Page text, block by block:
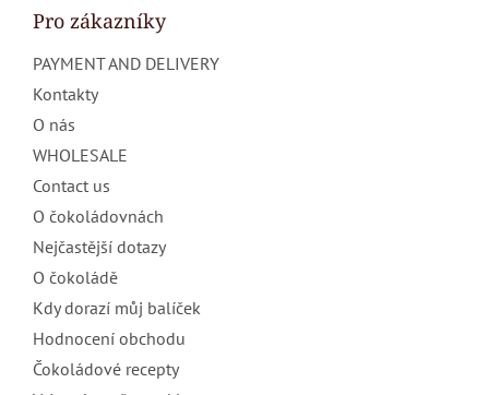
Pro zákazníky
PAYMENT AND DELIVERY
Kontakty
O nás
WHOLESALE
Contact us
O čokoládovnách
Nejčastější dotazy
O čokoládě
Kdy dorazí můj balíček
Hodnocení obchodu
Čokoládové recepty